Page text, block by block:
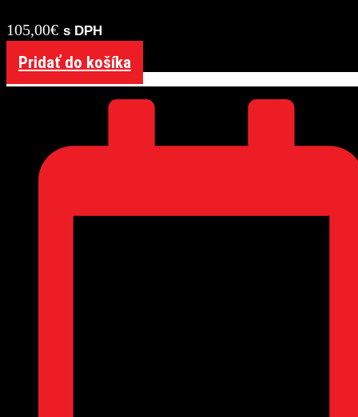
105,00€ s DPH
Pridať do košíka